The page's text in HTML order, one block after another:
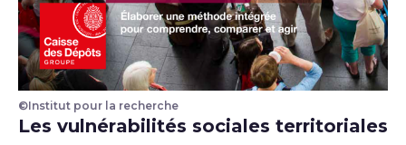
Illustration
©Institut pour la recherche
Les vulnérabilités sociales territoriales